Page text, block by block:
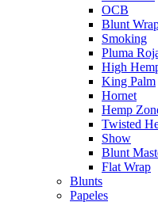
OCB
Blunt
Smoking
Pluma
High
King Palm
Hornet
Hemp
Twisted
Show
Blunt
Flat Wrap
Blunts
Papeles